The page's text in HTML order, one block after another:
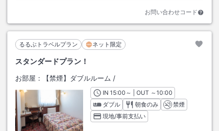
お問い合わせコード
るるぶトラベルプラン ネット限定
スタンダードプラン！
お部屋： 【禁煙】ダブルルーム /
INチェックイン
15:00 ～ | OUT チェックアウト
～10:00
ダブル
朝食のみ
禁煙
現地/事前支払い